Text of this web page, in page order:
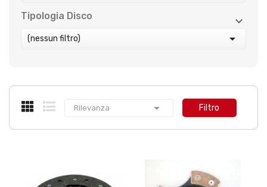
Tipologia Disco


(nessun filtro) 
Rilevanza  Filtro